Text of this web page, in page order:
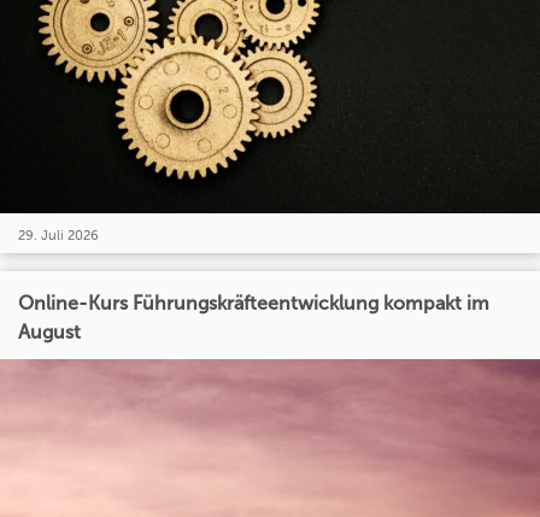
29. Juli 2026
Online-Kurs Führungskräfteentwicklung kompakt im
August